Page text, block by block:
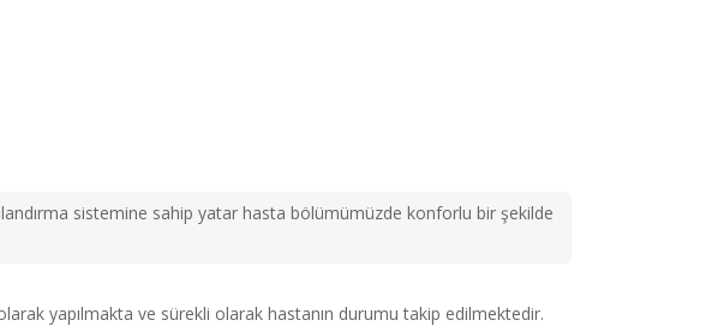
sistemine sahip yatar hasta bölümümüzde konforlu bir şekilde
yapılmakta ve sürekli olarak hastanın durumu takip edilmektedir.